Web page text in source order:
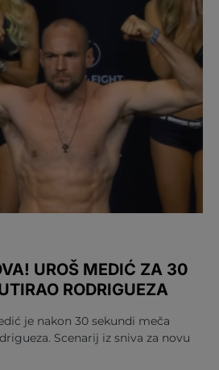
UROŠ MEDIĆ ZA 30
RODRIGUEZA
je nakon 30 sekundi meča
Scenarij iz sniva za novu